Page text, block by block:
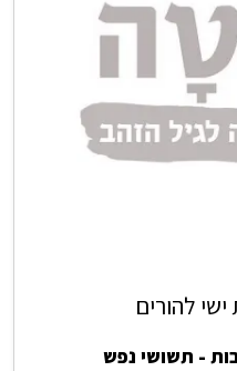
להורים
- תשושי נפש